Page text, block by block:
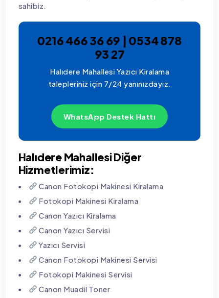
sahibiz.
0216 466 36 69 | 0534 878
93 27
Halıdere Mahallesi Yazıcı Kiralama
talepleriniz için 7/24 yanınızdayız.
WhatsApp Destek Hattı
Halıdere Mahallesi Diğer
Hizmetlerimiz:
Canon Fotokopi Makinesi Kiralama
Fotokopi Makinesi Kiralama
Canon Yazıcı Kiralama
Canon Yazıcı Servisi
Yazıcı Servisi
Canon Fotokopi Makinesi Servisi
Fotokopi Makinesi Servisi
Canon Muadil Toner